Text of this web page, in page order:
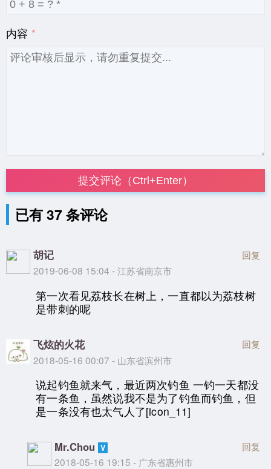
内容
提交评论（Ctrl+Enter）
已有 37 条评论
胡记
2019-06-08 15:04 - 江苏省南京市
回复
第一次看见荔枝长在树上，一直都以为荔枝树
是带刺的呢
飞炫的火花
2018-05-16 00:07 - 山东省滨州市
回复
说起钓鱼就来气，最近两次钓鱼 一钓一天都没
有一条鱼，虽然说我不是为了钓鱼而钓鱼，但
是一条没有也太气人了[icon_11]
Mr.Chou
2018-05-16 19:15 - 广东省惠州市
回复